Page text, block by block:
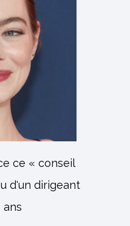
ce « conseil
d'un dirigeant
ans